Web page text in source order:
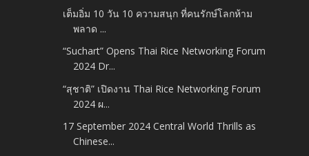
เต็มอิ่ม 10 วัน 10 ความสนุก ที่คนรักษ์โลกห้าม
พลาด ...
“Suchart” Opens Thai Rice Networking Forum
2024 Dr...
“สุชาติ” เปิดงาน Thai Rice Networking Forum
2024 ผ...
17 September 2024 Central World Thrills as
Chinese...